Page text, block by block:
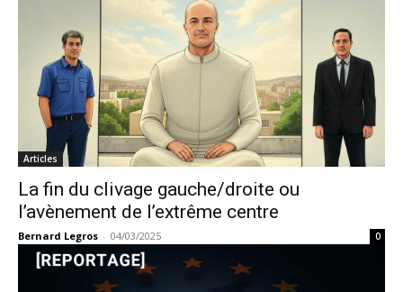
Articles
La fin du clivage gauche/droite ou
l’avènement de l’extrême centre
Bernard Legros - 04/03/2025 0